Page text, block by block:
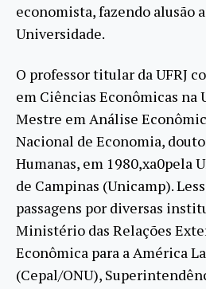
economista, fazendo alusão
Universidade.
O professor titular da UFRJ
em Ciências Econômicas na
Mestre em Análise
Nacional de Economia,
Humanas, em 1980,xa0pela
de Campinas (Unicamp).
passagens por diversas
Ministério das Relações
Econômica para a América
(Cepal/ONU),